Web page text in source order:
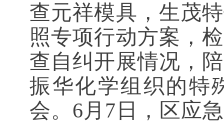
查元祥模具，生茂
照专项行动方案，
查自纠开展情况，
振华化学组织的特
会。6月7日，区应